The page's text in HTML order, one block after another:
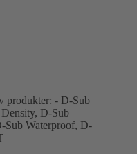
produkter: - D-Sub
D-Sub
Sub Waterproof, D-